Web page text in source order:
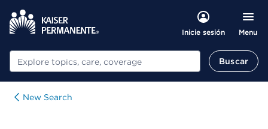
Inicie sesión Menu
Buscar Buscar
New Search